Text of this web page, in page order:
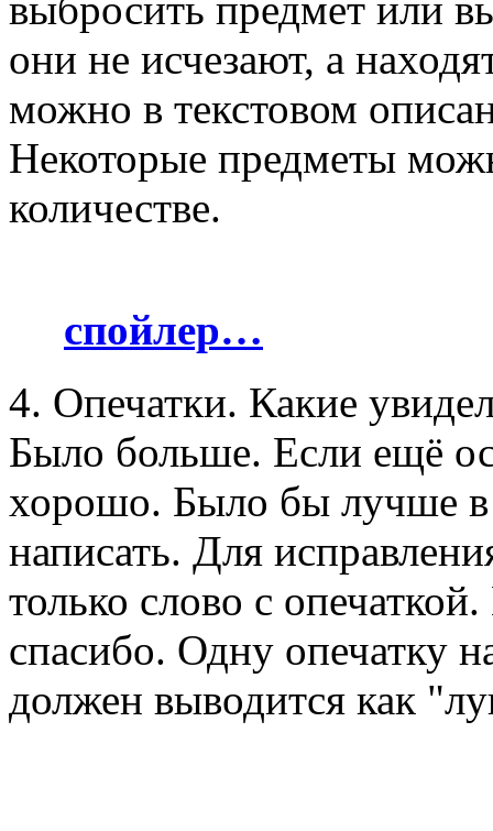
они не исчезают, а
можно в текстовом
Некоторые предметы
количестве.
спойлер…
4. Опечатки. Какие
Было больше. Если ещё
хорошо. Было бы лучше в
написать. Для
только слово с
спасибо. Одну опечатку
должен выводится как